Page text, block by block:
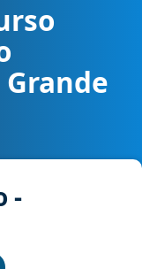
Unificado do
-